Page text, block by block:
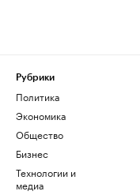
Рубрики
Политика
Экономика
Общество
Бизнес
Технологии и
медиа